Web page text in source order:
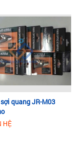
quang JR-M03
HỆ